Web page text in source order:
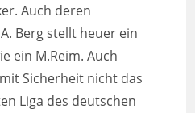
Auch deren
Berg stellt heuer ein
ein M.Reim. Auch
Sicherheit nicht das
Liga des deutschen